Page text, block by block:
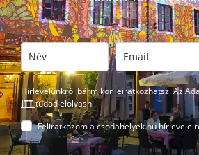
Hírlevelünkről bármikor leiratkozhatsz. Az
ITTtudod elolvasni.
Feliratkozom a csodahelyek.hu